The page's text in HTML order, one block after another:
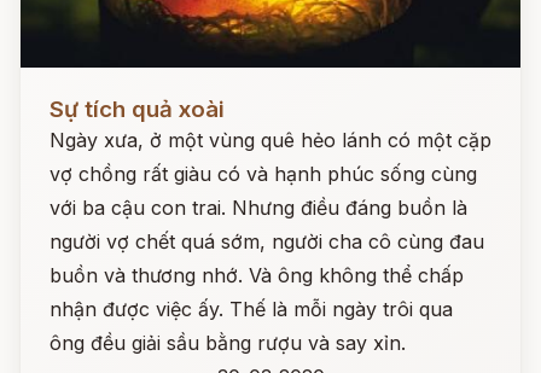
Sự tích quả xoài
Ngày xưa, ở một vùng quê hẻo lánh có một cặp
vợ chồng rất giàu có và hạnh phúc sống cùng
với ba cậu con trai. Nhưng điều đáng buồn là
người vợ chết quá sớm, người cha cô cùng đau
buồn và thương nhớ. Và ông không thể chấp
nhận được việc ấy. Thế là mỗi ngày trôi qua
ông đều giải sầu bằng rượu và say xỉn.